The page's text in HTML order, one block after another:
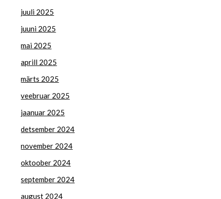
juuli 2025
juuni 2025
mai 2025
aprill 2025
märts 2025
veebruar 2025
jaanuar 2025
detsember 2024
november 2024
oktoober 2024
september 2024
august 2024